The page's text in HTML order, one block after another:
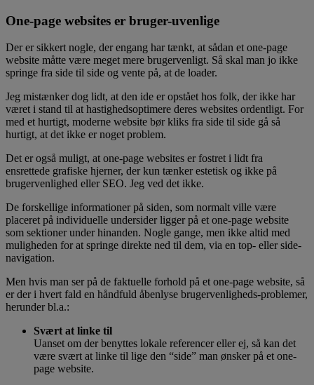
One-page websites er bruger-uvenlige
Der er sikkert nogle, der engang har tænkt, at sådan et one-page
website måtte være meget mere brugervenligt. Så skal man jo ikke
springe fra side til side og vente på, at de loader.
Jeg mistænker dog lidt, at den ide er opstået hos folk, der ikke har
været i stand til at hastighedsoptimere deres websites ordentligt. For
med et hurtigt, moderne website bør kliks fra side til side gå så
hurtigt, at det ikke er noget problem.
Det er også muligt, at one-page websites er fostret i lidt fra
ensrettede grafiske hjerner, der kun tænker estetisk og ikke på
brugervenlighed eller SEO. Jeg ved det ikke.
De forskellige informationer på siden, som normalt ville være
placeret på individuelle undersider ligger på et one-page website
som sektioner under hinanden. Nogle gange, men ikke altid med
muligheden for at springe direkte ned til dem, via en top- eller side-
navigation.
Men hvis man ser på de faktuelle forhold på et one-page website, så
er der i hvert fald en håndfuld åbenlyse brugervenligheds-problemer,
herunder bl.a.:
Svært at linke til
Uanset om der benyttes lokale referencer eller ej, så kan det
være svært at linke til lige den “side” man ønsker på et one-
page website.